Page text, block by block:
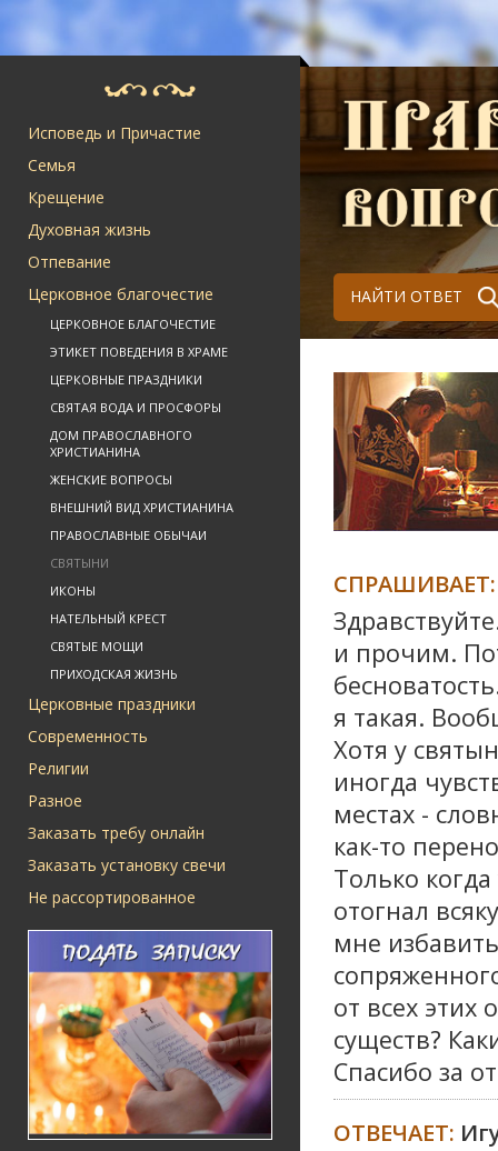
Исповедь и Причастие
Семья
Крещение
Духовная жизнь
Отпевание
Церковное благочестие
ЦЕРКОВНОЕ БЛАГОЧЕСТИЕ
ЭТИКЕТ ПОВЕДЕНИЯ В ХРАМЕ
ЦЕРКОВНЫЕ ПРАЗДНИКИ
СВЯТАЯ ВОДА И ПРОСФОРЫ
ДОМ ПРАВОСЛАВНОГО
ХРИСТИАНИНА
ЖЕНСКИЕ ВОПРОСЫ
ВНЕШНИЙ ВИД ХРИСТИАНИНА
ПРАВОСЛАВНЫЕ ОБЫЧАИ
СВЯТЫНИ
ИКОНЫ
НАТЕЛЬНЫЙ КРЕСТ
СВЯТЫЕ МОЩИ
ПРИХОДСКАЯ ЖИЗНЬ
Церковные праздники
Современность
Религии
Разное
Заказать требу онлайн
Заказать установку свечи
Не рассортированное
НАЙТИ ОТВЕТ
СПРАШИВАЕТ:
и прочим.
я такая.
Хотя у
иногда
местах -
как-то
Только
отогнал
мне
от всех этих
существ?
Спасибо за
ОТВЕЧАЕТ: